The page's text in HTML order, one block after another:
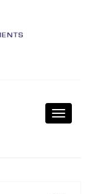
Toggle